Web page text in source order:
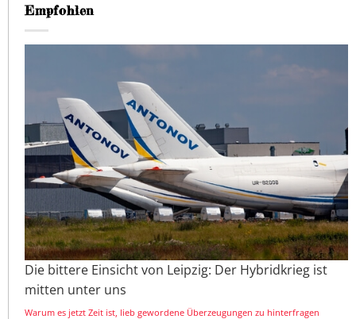
Empfohlen
Die bittere Einsicht von Leipzig: Der Hybridkrieg ist
mitten unter uns
Warum es jetzt Zeit ist, lieb gewordene Überzeugungen zu hinterfragen